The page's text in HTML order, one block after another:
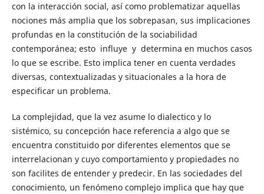
con la interacción social, así como problematizar aquellas
nociones más amplia que los sobrepasan, sus implicaciones
profundas en la constitución de la sociabilidad
contemporánea; esto influye y determina en muchos casos
lo que se escribe. Esto implica tener en cuenta verdades
diversas, contextualizadas y situacionales a la hora de
especificar un problema.
La complejidad, que la vez asume lo dialectico y lo
sistémico, su concepción hace referencia a algo que se
encuentra constituido por diferentes elementos que se
interrelacionan y cuyo comportamiento y propiedades no
son facilites de entender y predecir. En las sociedades del
conocimiento, un fenómeno complejo implica que hay que